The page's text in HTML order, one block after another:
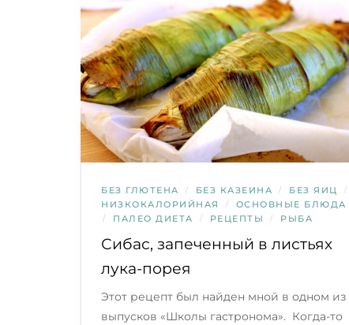
БЕЗ ГЛЮТЕНА / БЕЗ КАЗЕИНА / БЕЗ ЯИЦ /
НИЗКОКАЛОРИЙНАЯ / ОСНОВНЫЕ БЛЮДА
/ ПАЛЕО ДИЕТА / РЕЦЕПТЫ / РЫБА
Сибас, запеченный в листьях
лука-порея
Этот рецепт был найден мной в одном из
выпусков «Школы гастронома». Когда-то